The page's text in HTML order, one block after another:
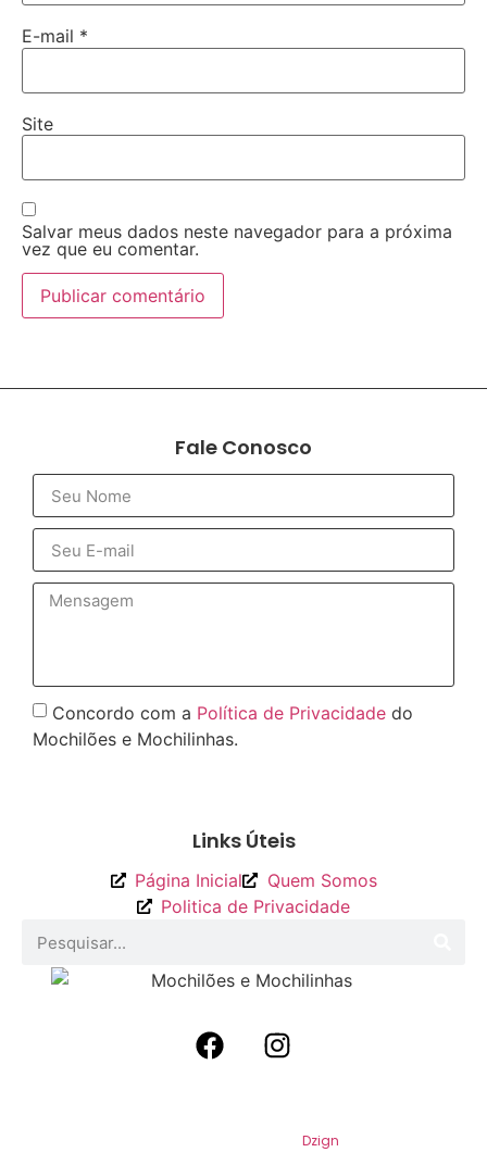
E-mail *
Site
Salvar meus dados neste navegador para a próxima
vez que eu comentar.
Fale Conosco
Concordo com a Política de Privacidade do
Mochilões e Mochilinhas.
Links Úteis
Página Inicial
Quem Somos
Politica de Privacidade
Dzign